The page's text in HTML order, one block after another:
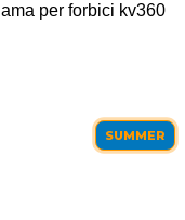
lama per forbici kv360
SUMMER